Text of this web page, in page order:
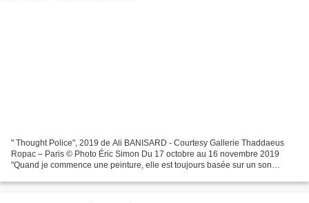
" Thought Police", 2019 de Ali BANISARD - Courtesy Gallerie Thaddaeus
Ropac – Paris © Photo Éric Simon Du 17 octobre au 16 novembre 2019
"Quand je commence une peinture, elle est toujours basée sur un son